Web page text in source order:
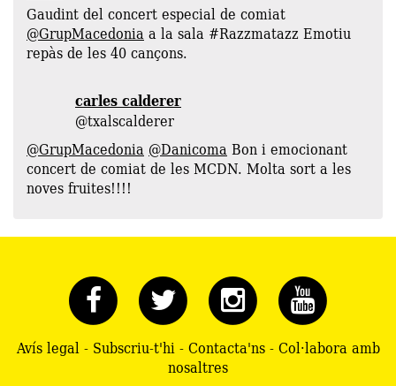
Gaudint del concert especial de comiat
@GrupMacedoniaa la sala #Razzmatazz Emotiu
repàs de les 40 cançons.
carles calderer
‏@txalscalderer
@GrupMacedonia @DanicomaBon i emocionant
concert de comiat de les MCDN. Molta sort a les
noves fruites!!!!
Avís legal- Subscriu-t'hi-Contacta'ns-Col·labora amb
nosaltres